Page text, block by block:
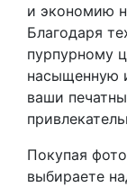
и экономию
Благодаря
пурпурному
насыщенную
ваши
Покупая
выбираете